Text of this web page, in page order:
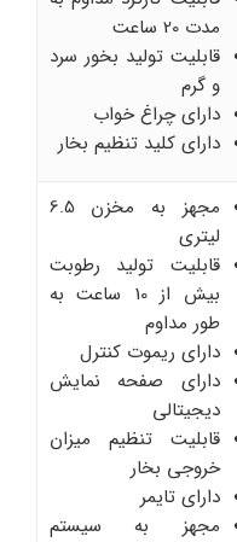
مدت 20 ساعت
قابلیت تولید بخور سرد
و گرم
دارای چراغ خواب
دارای کلید تنظیم بخار
مجهز به مخزن 6.5
لیتری
قابلیت تولید رطوبت
بیش از 10 ساعت به
طور مداوم
دارای ریموت کنترل
دارای صفحه نمایش
دیجیتالی
قابلیت تنظیم میزان
خروجی بخار
دارای تایمر
مجهز به سیستم